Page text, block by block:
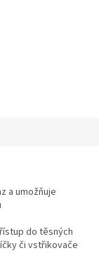
a umožňuje
do těsných
či vstřikovače